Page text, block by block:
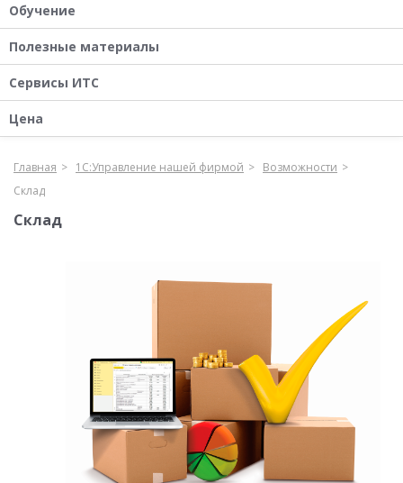
Обучение
Полезные материалы
Сервисы ИТС
Цена
Главная 1С:Управление нашей фирмой
Возможности
Склад
Склад